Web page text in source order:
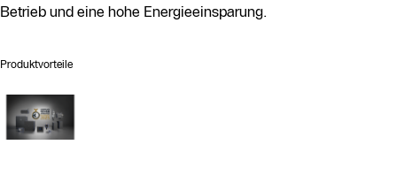
Betrieb und eine hohe Energieeinsparung.
Produktvorteile